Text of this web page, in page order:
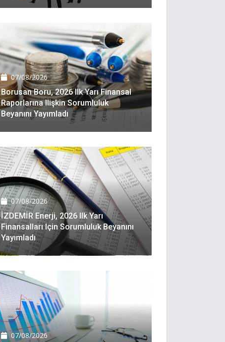
07/08/2026
Borusan Boru, 2026 Ilk Yarı Finansal
Raporlarına Ilişkin Sorumluluk
Beyanını Yayımladı
07/08/2026
İZDEMİR Enerji, 2026 Ilk Yarı
Finansalları Için Sorumluluk Beyanını
Yayımladı
07/08/2026